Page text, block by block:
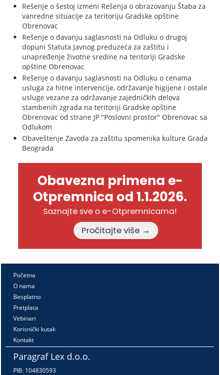
Rešenje o šestoj izmeni Rešenja o obrazovanju Štaba za
vanredne situacije za teritoriju Gradske opštine
Obrenovac
Rešenje o davanju saglasnosti na Odluku o drugoj
dopuni Statuta Javnog preduzeća za zaštitu i
unapređenje životne sredine na teritoriji Gradske
opštine Obrenovac
Rešenje o davanju saglasnosti na Odluku o cenama
usluga za hitne intervencije, održavanje higijene i ostale
usluge vezane za održavanje zajedničkih delova
stambenih zgrada na teritoriji Gradske opštine
Obrenovac od strane JP "Poslovni prostor" Obrenovac sa
Odlukom
Obaveštenje Zavoda za zaštitu spomenika kulture Grada
Beograda
Obavezna primena e-
Otpremnica od 1.1.2026.
Saznajte sve o e-Otpremnicama!
Pročitajte više →
Početna
O nama
Besplatno
Pretplata
Vebinari
Korisnički kutak
Kontakt
Paragraf Lex d.o.o.
PIB: 104830593